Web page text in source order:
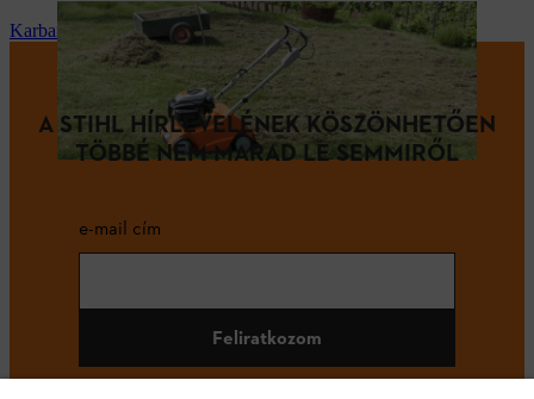
Karbantartás és javítás
A STIHL HÍRLEVELÉNEK KÖSZÖNHETŐEN
TÖBBÉ NEM MARAD LE SEMMIRŐL
e-mail cím
Feliratkozom